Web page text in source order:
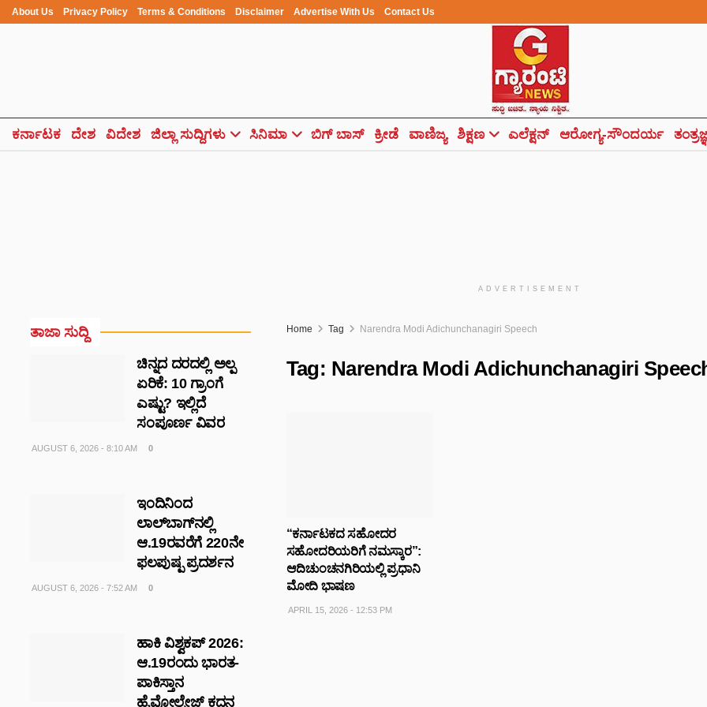
About Us Privacy Policy Terms & Conditions Disclaimer Advertise With Us Contact Us
ಕರ್ನಾಟಕ ದೇಶ ವಿದೇಶ ಜಿಲ್ಲಾ ಸುದ್ದಿಗಳು ಸಿನಿಮಾ ಬಿಗ್ ಬಾಸ್ ಕ್ರೀಡೆ ವಾಣಿಜ್ಯ ಶಿಕ್ಷಣ ಎಲೆಕ್ಷನ್ ಆರೋಗ್ಯ-ಸೌಂದರ್ಯ
ADVERTISEMENT
Home Tag Narendra Modi Adichunchanagiri Speech
Tag: Narendra Modi Adichunchanagiri
“ಕರ್ನಾಟಕದ ಸಹೋದರ
ಸಹೋದರಿಯರಿಗೆ ನಮಸ್ಕಾರ”:
ಆದಿಚುಂಚನಗಿರಿಯಲ್ಲಿ ಪ್ರಧಾನಿ
ಮೋದಿ ಭಾಷಣ
APRIL 15, 2026 - 12:53 PM
ತಾಜಾ ಸುದ್ದಿ
ಚಿನ್ನದ ದರದಲ್ಲಿ ಅಲ್ಪ
ಏರಿಕೆ: 10 ಗ್ರಾಂಗೆ
ಎಷ್ಟು? ಇಲ್ಲಿದೆ
ಸಂಪೂರ್ಣ ವಿವರ
AUGUST 6, 2026 - 8:10 AM 0
ಇಂದಿನಿಂದ
ಲಾಲ್‌ಬಾಗ್‌ನಲ್ಲಿ
ಆ.19ರವರೆಗೆ 220ನೇ
ಫಲಪುಷ್ಪ ಪ್ರದರ್ಶನ
AUGUST 6, 2026 - 7:52 AM 0
ಹಾಕಿ ವಿಶ್ವಕಪ್ 2026:
ಆ.19ರಂದು ಭಾರತ-
ಪಾಕಿಸ್ತಾನ
ಹೈವೋಲ್ಟೇಜ್ ಕದನ